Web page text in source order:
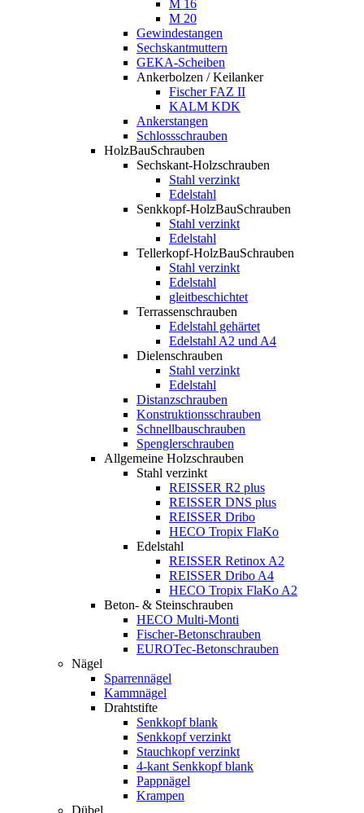
M 16
M 20
Gewindestangen
Sechskantmuttern
GEKA-Scheiben
Ankerbolzen / Keilanker
Fischer FAZ II
KALM KDK
Ankerstangen
Schlossschrauben
HolzBauSchrauben
Sechskant-Holzschrauben
Stahl verzinkt
Edelstahl
Senkkopf-HolzBauSchrauben
Stahl verzinkt
Edelstahl
Tellerkopf-HolzBauSchrauben
Stahl verzinkt
Edelstahl
gleitbeschichtet
Terrassenschrauben
Edelstahl gehärtet
Edelstahl A2 und A4
Dielenschrauben
Stahl verzinkt
Edelstahl
Distanzschrauben
Konstruktionsschrauben
Schnellbauschrauben
Spenglerschrauben
Allgemeine Holzschrauben
Stahl verzinkt
REISSER R2 plus
REISSER DNS plus
REISSER Dribo
HECO Tropix FlaKo
Edelstahl
REISSER Retinox A2
REISSER Dribo A4
HECO Tropix FlaKo A2
Beton- & Steinschrauben
HECO Multi-Monti
Fischer-Betonschrauben
EUROTec-Betonschrauben
Nägel
Sparrennägel
Kammnägel
Drahtstifte
Senkkopf blank
Senkkopf verzinkt
Stauchkopf verzinkt
4-kant Senkkopf blank
Pappnägel
Krampen
Dübel